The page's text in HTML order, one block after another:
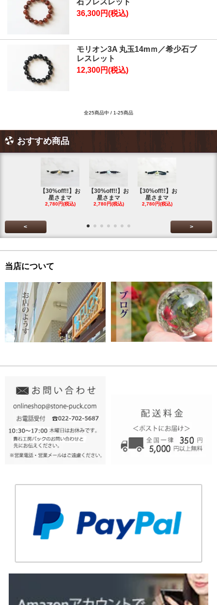
石ブレスレット
36,300円(税込)
モリオン3A 丸玉14mｍ／希少石ブ
レスレット
12,300円(税込)
全25商品中 / 1-25商品
おすすめ商品
【30%off!!】お
星さまマ
2,780円(税込)
【30%off!!】お
星さまマ
2,780円(税込)
【30%off!!】お
星さまマ
2,780円(税込)
< >
当店について